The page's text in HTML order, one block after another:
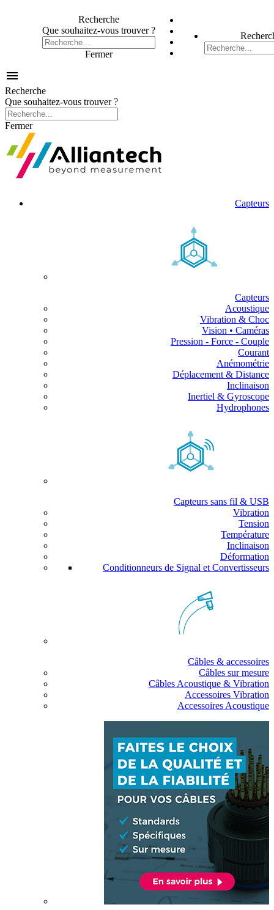
Recherche
Que souhaitez-vous trouver ?
Fermer

Recherche
Que souhaitez-vous trouver ?
Fermer
Capteurs
Capteurs
Acoustique
Vibration & Choc
Vision • Caméras
Pression - Force - Couple
Courant
Anémométrie
Déplacement & Distance
Inclinaison
Inertiel & Gyroscope
Hydrophones
Capteurs sans fil & USB
Vibration
Tension
Température
Inclinaison
Déformation
Conditionneurs de Signal et Convertisseurs
Câbles & accessoires
Câbles sur mesure
Câbles Acoustique & Vibration
Accessoires Vibration
Accessoires Acoustique